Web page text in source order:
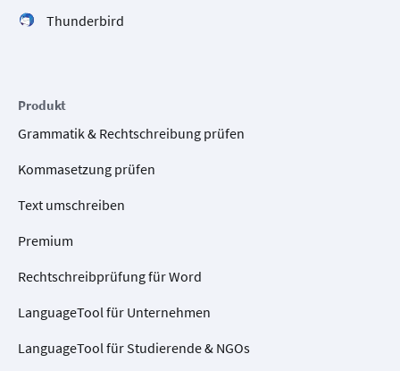
Thunderbird
Produkt
Grammatik & Rechtschreibung prüfen
Kommasetzung prüfen
Text umschreiben
Premium
Rechtschreibprüfung für Word
LanguageTool für Unternehmen
LanguageTool für Studierende & NGOs